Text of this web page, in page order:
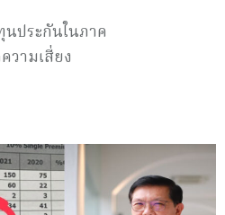
ประกันในภาค
วามเสี่ยง